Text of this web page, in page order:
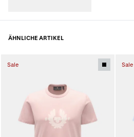
ÄHNLICHE ARTIKEL
Sale Sale